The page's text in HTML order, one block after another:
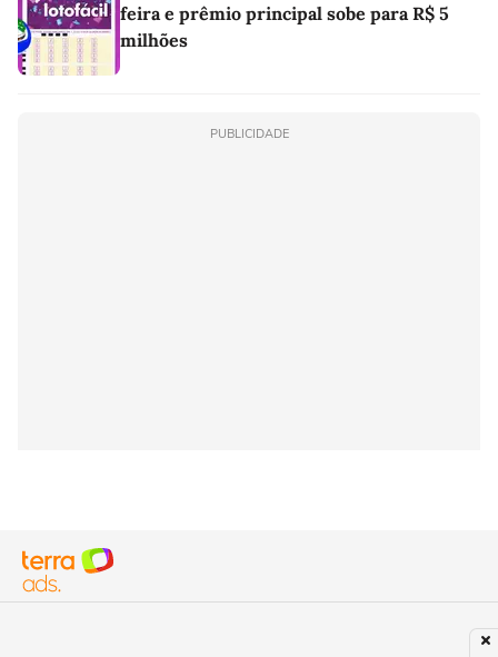
feira e prêmio principal sobe para R$ 5
milhões
PUBLICIDADE